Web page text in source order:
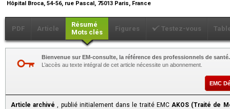
Hôpital Broca, 54-56, rue Pascal, 75013 Paris, France
PDF Article
Résumé
Mots clés
Figures Testez-vous
Bienvenue sur EM-consulte, la référence des professionnels de santé.
L’accès au texte intégral de cet article nécessite un abonnement.
EMC
Article archivé , publié initialement dans le traité EMC AKOS (Traité de